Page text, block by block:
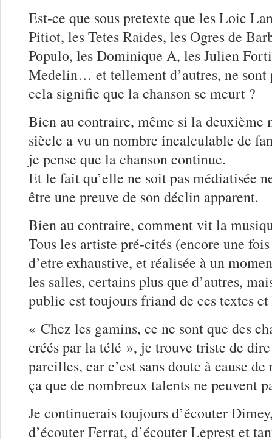
Est-ce que sous pretexte que les Loic
Pitiot, les Tetes Raides, les Ogres de
Populo, les Dominique A, les Julien
Medelin… et tellement d’autres, ne sont
cela signifie que la chanson se meurt ?
Bien au contraire, même si la deuxième
siècle a vu un nombre incalculable de
je pense que la chanson continue.
Et le fait qu’elle ne soit pas médiatisée
être une preuve de son déclin apparent.
Bien au contraire, comment vit la
Tous les artiste pré-cités (encore une
d’etre exhaustive, et réalisée à un
les salles, certains plus que d’autres,
public est toujours friand de ces textes et
« Chez les gamins, ce ne sont que des
créés par la télé », je trouve triste de dire
pareilles, car c’est sans doute à cause
ça que de nombreux talents ne peuvent
Je continuerais toujours d’écouter
d’écouter Ferrat, d’écouter Leprest et